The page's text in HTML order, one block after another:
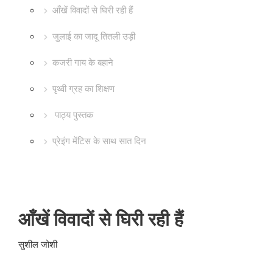
आँखें विवादों से घिरी रही हैं
जुलाई का जादू तितली उड़ी
कजरी गाय के बहाने
पृथ्वी ग्रह का शिक्षण
पाठ्य पुस्तक
प्रेइंग मेंटिस के साथ सात दिन
आँखें विवादों से घिरी रही हैं
सुशील जोशी